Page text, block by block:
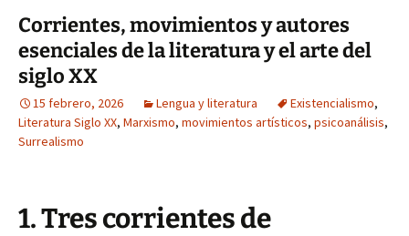
Corrientes, movimientos y autores
esenciales de la literatura y el arte del
siglo XX
15 febrero, 2026 Lengua y literatura Existencialismo,
Literatura Siglo XX, Marxismo, movimientos artísticos, psicoanálisis,
Surrealismo
1. Tres corrientes de